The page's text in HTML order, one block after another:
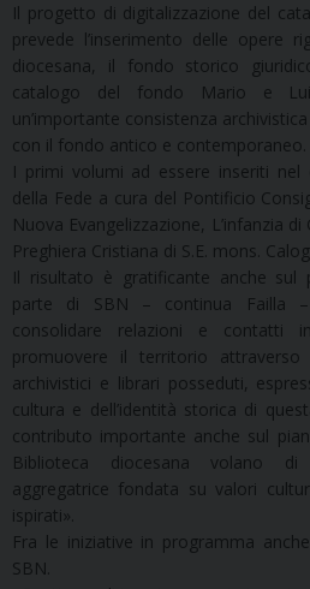
Il progetto di digitalizzazione del
prevede l’inserimento delle opere
diocesana, il fondo storico
catalogo del fondo Mario e
un’importante consistenza
con il fondo antico e contemporaneo.
I primi volumi ad essere inseriti nel
della Fede a cura del Pontificio
Nuova Evangelizzazione, L’infanzia
Preghiera Cristiana di S.E. mons.
Il risultato è gratificante anche sul
parte di SBN – continua Failla
consolidare relazioni e contatti
promuovere il territorio
archivistici e librari posseduti,
cultura e dell’identità storica di
contributo importante anche sul
Biblioteca diocesana volano
aggregatrice fondata su valori
ispirati».
Fra le iniziative in programma
SBN.